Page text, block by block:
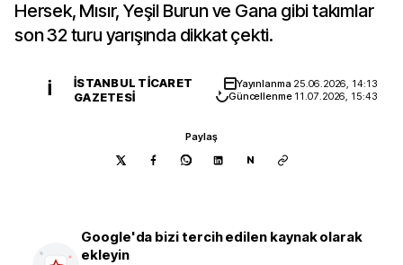
Hersek, Mısır, Yeşil Burun ve Gana gibi takımlar
son 32 turu yarışında dikkat çekti.
İ
İSTANBUL TICARET
GAZETESI
Yayınlanma 25.06.2026, 14:13
Güncellenme 11.07.2026, 15:43
Paylaş
N
Google'da bizi tercih edilen kaynak olarak
ekleyin